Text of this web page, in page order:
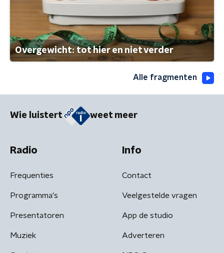
Overgewicht: tot hier en niet verder
Alle fragmenten
Wie luistert weet meer
Radio
Frequenties
Programma's
Presentatoren
Muziek
Info
Contact
Veelgestelde vragen
App de studio
Adverteren